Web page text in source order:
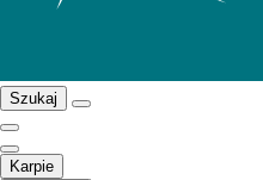
Szukaj
Karpie